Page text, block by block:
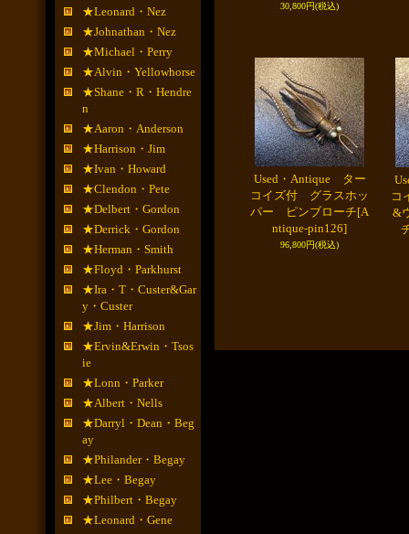
★Leonard・Nez
★Johnathan・Nez
★Michael・Perry
★Alvin・Yellowhorse
★Shane・R・Hendre
n
★Aaron・Anderson
★Harrison・Jim
★Ivan・Howard
★Clendon・Pete
★Delbert・Gordon
★Derrick・Gordon
★Herman・Smith
★Floyd・Parkhurst
★Ira・T・Custer&Gar
y・Custer
★Jim・Harrison
★Ervin&Erwin・Tsos
ie
★Lonn・Parker
★Albert・Nells
★Darryl・Dean・Beg
ay
★Philander・Begay
★Lee・Begay
★Philbert・Begay
★Leonard・Gene
30,800円(税込)
Used・Antique ター
コイズ付 グラスホッ
パー ピンブローチ[A
ntique-pin126]
96,800円(税込)
コ
&